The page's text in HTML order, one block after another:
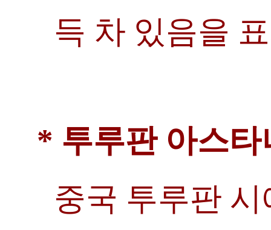
득 차 있음을
* 투루판 아스타
중국 투루판